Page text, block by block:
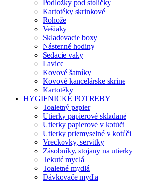
Podložky pod stoličky
Kartotéky skrinkové
Rohože
Vešiaky
Skladovacie boxy
Nástenné hodiny
Sedacie vaky
Lavice
Kovové šatníky
Kovové kancelárske skrine
Kartotéky
HYGIENICKÉ POTREBY
Toaletný papier
Utierky papierové skladané
Utierky papierové v kotúči
Utierky priemyselné v kotúči
Vreckovky, servítky
Zásobníky, stojany na utierky
Tekuté mydlá
Toaletné mydlá
Dávkovače mydla